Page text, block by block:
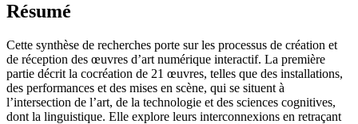
Résumé
Cette synthèse de recherches porte sur les processus de création et
de réception des œuvres d’art numérique interactif. La première
partie décrit la cocréation de 21 œuvres, telles que des installations,
des performances et des mises en scène, qui se situent à
l’intersection de l’art, de la technologie et des sciences cognitives,
dont la linguistique. Elle explore leurs interconnexions en retraçant